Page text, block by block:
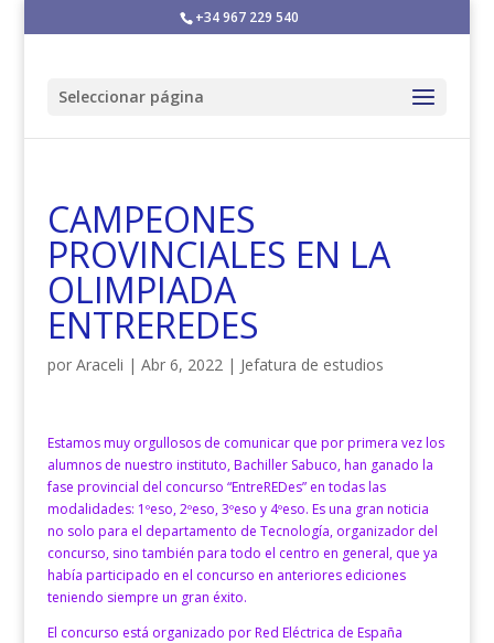
+34 967 229 540
Seleccionar página
CAMPEONES
PROVINCIALES EN LA
OLIMPIADA
ENTREREDES
por Araceli | Abr 6, 2022| Jefatura de estudios
Estamos muy orgullosos de comunicar que por primera vez los
alumnos de nuestro instituto, Bachiller Sabuco, han ganado la
fase provincial del concurso “EntreREDes” en todas las
modalidades: 1ºeso, 2ºeso, 3ºeso y 4ºeso. Es una gran noticia
no solo para el departamento de Tecnología, organizador del
concurso, sino también para todo el centro en general, que ya
había participado en el concurso en anteriores ediciones
teniendo siempre un gran éxito.
El concurso está organizado por Red Eléctrica de España